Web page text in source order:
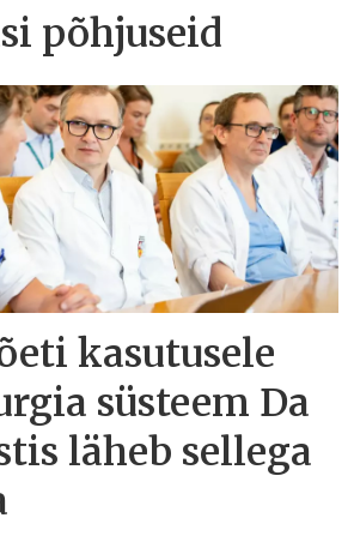
põhjuseid
kasutusele
süsteem Da
läheb sellega